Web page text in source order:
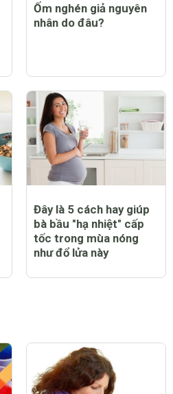
Ốm nghén giả nguyên
nhân do đâu?
Đây là 5 cách hay giúp
bà bầu "hạ nhiệt" cấp
tốc trong mùa nóng
như đổ lửa này